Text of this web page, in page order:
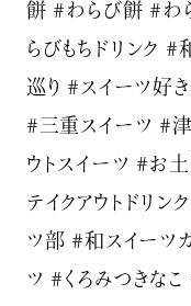
餅 #わらび餅 #わ
らびもちドリンク
巡り #スイーツ好
#三重スイーツ #
ウトスイーツ #お
テイクアウトドリ
ツ部 #和スイーツ
ツ #くろみつきな